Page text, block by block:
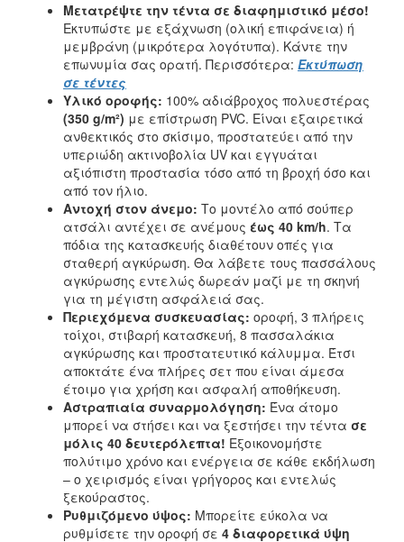
Μετατρέψτε την τέντα σε διαφημιστικό μέσο!
Εκτυπώστε με εξάχνωση (ολική επιφάνεια) ή
μεμβράνη (μικρότερα λογότυπα). Κάντε την
επωνυμία σας ορατή. Περισσότερα: Εκτύπωση
σε τέντες
Υλικό οροφής: 100% αδιάβροχος πολυεστέρας
(350 g/m²) με επίστρωση PVC. Είναι εξαιρετικά
ανθεκτικός στο σκίσιμο, προστατεύει από την
υπεριώδη ακτινοβολία UV και εγγυάται
αξιόπιστη προστασία τόσο από τη βροχή όσο και
από τον ήλιο.
Αντοχή στον άνεμο: Το μοντέλο από σούπερ
ατσάλι αντέχει σε ανέμους έως 40 km/h. Τα
πόδια της κατασκευής διαθέτουν οπές για
σταθερή αγκύρωση. Θα λάβετε τους πασσάλους
αγκύρωσης εντελώς δωρεάν μαζί με τη σκηνή
για τη μέγιστη ασφάλειά σας.
Περιεχόμενα συσκευασίας: οροφή, 3 πλήρεις
τοίχοι, στιβαρή κατασκευή, 8 πασσαλάκια
αγκύρωσης και προστατευτικό κάλυμμα. Έτσι
αποκτάτε ένα πλήρες σετ που είναι άμεσα
έτοιμο για χρήση και ασφαλή αποθήκευση.
Αστραπιαία συναρμολόγηση: Ένα άτομο
μπορεί να στήσει και να ξεστήσει την τέντα σε
μόλις 40 δευτερόλεπτα! Εξοικονομήστε
πολύτιμο χρόνο και ενέργεια σε κάθε εκδήλωση
– ο χειρισμός είναι γρήγορος και εντελώς
ξεκούραστος.
Ρυθμιζόμενο ύψος: Μπορείτε εύκολα να
ρυθμίσετε την οροφή σε 4 διαφορετικά ύψη